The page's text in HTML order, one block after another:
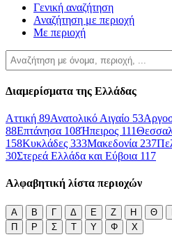
Γενική αναζήτηση
Αναζήτηση με περιοχή
Με περιοχή
Διαμερίσματα της Ελλάδας
Αττική 89Ανατολικό Αιγαίο 53
88Επτάνησα 108Ήπειρος 111
158Κυκλάδες 333Μακεδονία 237
30Στερεά Ελλάδα και Εύβοια 117
Αλφαβητική λίστα περιοχών
Α Β Γ Δ Ε Ζ Η Θ
Π
Ρ Σ Τ Υ Φ Χ